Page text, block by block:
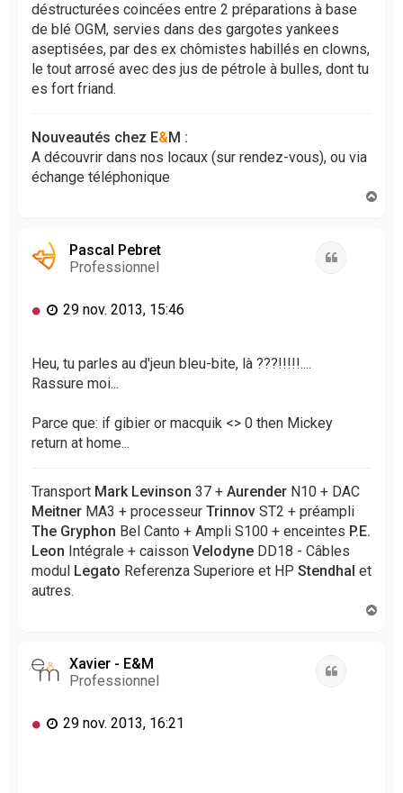
déstructurées coincées entre 2 préparations à base
de blé OGM, servies dans des gargotes yankees
aseptisées, par des ex chômistes habillés en clowns,
le tout arrosé avec des jus de pétrole à bulles, dont tu
es fort friand.
Nouveautés chez E&M :
A découvrir dans nos locaux (sur rendez-vous), ou via
échange téléphonique
Pascal Pebret
Professionnel
M
s
a
n
o
u
29 nov. 2013, 15:46
Heu, tu parles au d'jeun bleu-bite, là ???!!!!!....
Rassure moi...
Parce que: if gibier or macquik <> 0 then Mickey
return at home...
Transport Mark Levinson 37 + Aurender N10 + DAC
Meitner MA3 + processeur Trinnov ST2 + préampli
The Gryphon Bel Canto + Ampli S100 + enceintes P.E.
Leon Intégrale + caisson Velodyne DD18 - Câbles
modul Legato Referenza Superiore et HP Stendhal et
autres.
Xavier - E&M
Professionnel
M 29 nov. 2013, 16:21